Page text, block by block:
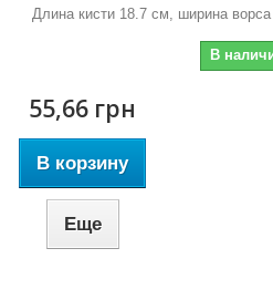
Длина кисти 18.7 см, ширина
В
55,66 грн
В корзину
Еще